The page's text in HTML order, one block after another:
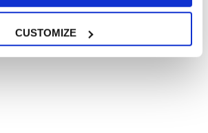
CUSTOMIZE